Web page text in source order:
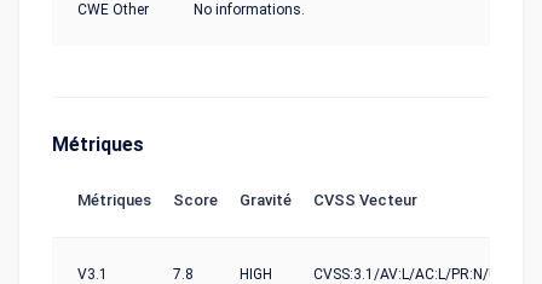
CWE Other No informations.
Métriques
Métriques Score Gravité CVSS Vecteur
V3.1 7.8 HIGH
CVSS:3.1/AV:L/AC:L/PR:N/UI:R/